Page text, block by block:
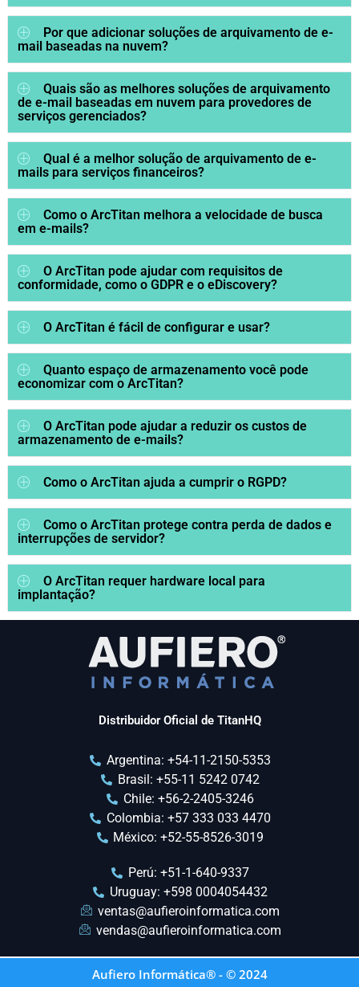
Por que adicionar soluções de arquivamento de e-
mail baseadas na nuvem?
Quais são as melhores soluções de arquivamento
de e-mail baseadas em nuvem para provedores de
serviços gerenciados?
Qual é a melhor solução de arquivamento de e-
mails para serviços financeiros?
Como o ArcTitan melhora a velocidade de busca
em e-mails?
O ArcTitan pode ajudar com requisitos de
conformidade, como o GDPR e o eDiscovery?
O ArcTitan é fácil de configurar e usar?
Quanto espaço de armazenamento você pode
economizar com o ArcTitan?
O ArcTitan pode ajudar a reduzir os custos de
armazenamento de e-mails?
Como o ArcTitan ajuda a cumprir o RGPD?
Como o ArcTitan protege contra perda de dados e
interrupções de servidor?
O ArcTitan requer hardware local para
implantação?
Distribuidor Oficial de TitanHQ
Argentina: +54-11-2150-5353
Brasil: +55-11 5242 0742
Chile: +56-2-2405-3246
Colombia: +57 333 033 4470
México: +52-55-8526-3019
Perú: +51-1-640-9337
Uruguay: +598 0004054432
ventas@aufieroinformatica.com
vendas@aufieroinformatica.com
Aufiero Informática® - © 2024